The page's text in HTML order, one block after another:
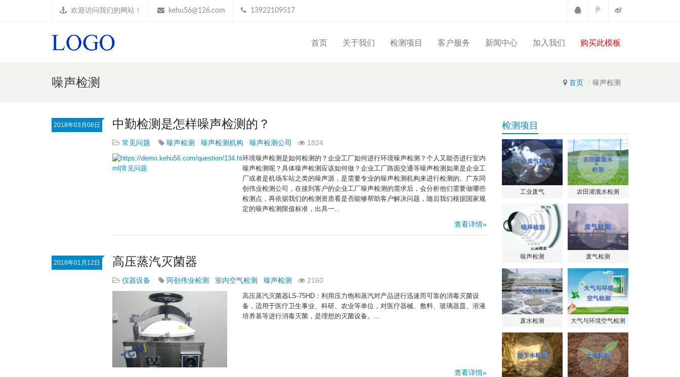
欢迎访问我们的网站！ kehu56@126.com 13922109517
首页 关于我们 检测项目 客户服务 新闻中心 加入我们 购买此模板
首页 噪声检测
噪声检测
2018年03月06日 中勤检测是怎样噪声检测的？
常见问题 噪声检测 噪声检测机构 噪声检测公司 1824
环境噪声检测是如何检测的？企业工厂如何进行环境噪声检测？个人又能否进行室内
噪声检测呢？具体噪声检测应该如何做？企业工厂路面交通等噪声检测如果是企业工
厂或者是机场车站之类的噪声源，是需要专业的噪声检测机构来进行检测的。广东同
创伟业检测公司，在接到客户的企业工厂噪声检测的需求后，会分析他们需要做哪些
检测点，再依据我们的检测资质看是否能够帮助客户解决问题，随后我们根据国家规
定的噪声检测限值标准，出具一...
查看详情»
2018年01月12日 高压蒸汽灭菌器
仪器设备 同创伟业检测 室内空气检测 噪声检测 2160
高压蒸汽灭菌器LS-75HD：利用压力饱和蒸汽对产品进行迅速而可靠的消毒灭菌设
备，适用于医疗卫生事业、科研、农业等单位，对医疗器械、敷料、玻璃器皿、溶液
培养基等进行消毒灭菌，是理想的灭菌设备。...
查看详情»
检测项目
工业废气 农田灌溉水检测
噪声检测 废气检测
废水检测 大气与环境空气检测